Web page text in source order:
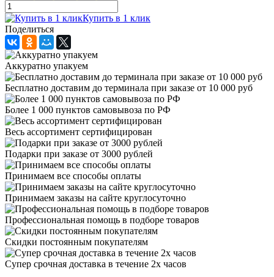
Купить в 1 клик
Поделиться
Аккуратно упакуем
Бесплатно доставим до терминала при заказе от 10 000 руб
Более 1 000 пунктов самовывоза по РФ
Весь ассортимент сертифицирован
Подарки при заказе от 3000 рублей
Принимаем все способы оплаты
Принимаем заказы на сайте круглосуточно
Профессиональная помощь в подборе товаров
Скидки постоянным покупателям
Супер срочная доставка в течение 2х часов